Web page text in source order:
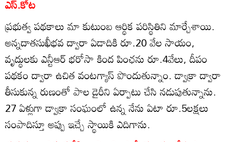
ఎస్‌.కోట
ప్రభుత్వ పథకాలు మా కుటుంబ ఆర్థిక పరిస్థితిని మార్చేశాయి.
అన్నదాతసుఖీభవ ద్వారా ఏడాదికి రూ.20 వేల సాయం,
వృద్ధులకు ఎన్టీఆర్‌ భరోసా కింద పింఛను రూ.4వేలు, దీపం
పథకం ద్వారా ఉచిత వంటగ్యాస్‌ పొందుతున్నాం. డ్వాక్రా ద్వారా
తీసుకున్న రుణంతో పాల డైరీని ఏర్పాటు చేసి నడుపుతున్నాను.
27 ఏళ్లుగా డ్వాక్రా సంఘంలో ఉన్న నేను ఏటా రూ.5లక్షలు
సంపాదిస్తూ అప్పు ఇచ్చే స్థాయికి ఎదిగాను.